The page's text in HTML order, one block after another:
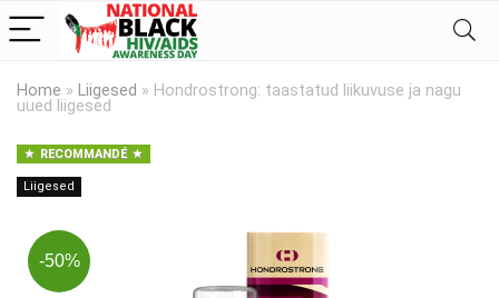
Home » Liigesed » Hondrostrong: taastatud liikuvuse ja nagu
uued liigesed
RECOMMANDÉ
Liigesed
-50%